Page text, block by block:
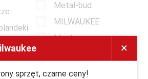
Metal-bud
MILWAUKEE
Monters
Mul-t-lock
×
sprzęt, czarne ceny!